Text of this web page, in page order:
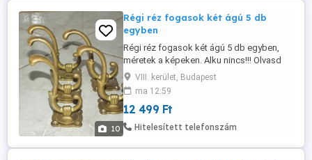
10
Régi réz fogasok két ágú 5 db
egyben
Régi réz fogasok két ágú 5 db egyben,
méretek a képeken. Alku nincs!!! Olvasd
végig figyelmesen a leírást, nézd a
méreteket és a képeket is hogy
feleslegesen ne rabold az időmet...
Akinek nem inge, ne vegye magára de
"imádom" azokat akik: - "Nem látják" a
...
VIII. kerület, Budapest
ma 12:59
12 499 Ft
Hitelesített telefonszám